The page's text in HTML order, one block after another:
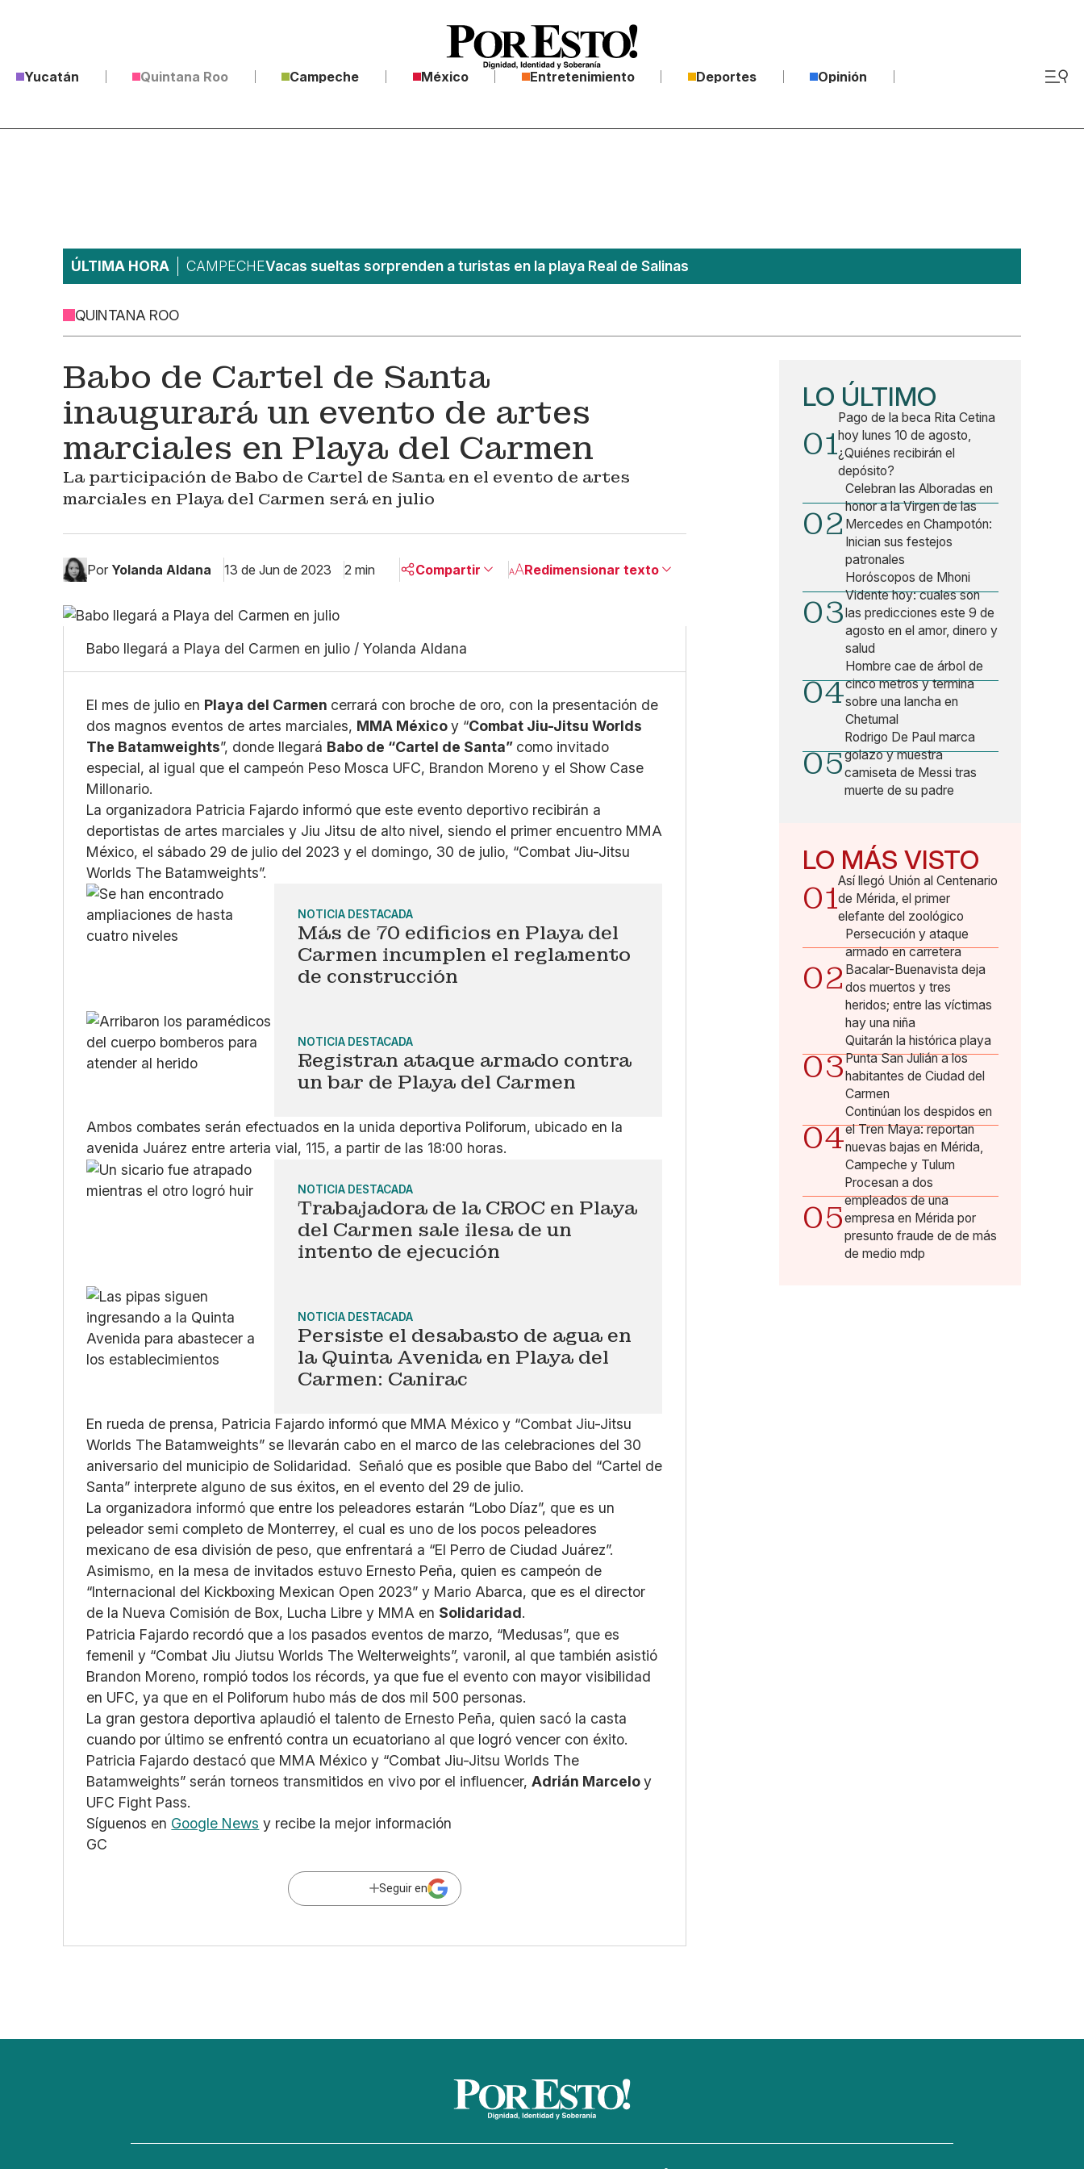
Yucatán Quintana Roo Campeche México Entretenimiento Deportes Opinión
ÚLTIMA HORA CAMPECHEVacas sueltas sorprenden a turistas en la playa Real de Salinas
QUINTANA ROO
Babo de Cartel de Santa
inaugurará un evento de artes
marciales en Playa del Carmen
La participación de Babo de Cartel de Santa en el evento de artes
marciales en Playa del Carmen será en julio
Por Yolanda Aldana 13 de Jun de 2023 2 min Compartir
X
Whatsapp
Redimensionar texto
Babo llegará a Playa del Carmen en julio / Yolanda Aldana
El mes de julio en Playa del Carmen cerrará con broche de oro, con la presentación de
dos magnos eventos de artes marciales, MMA Méxicoy “Combat Jiu-Jitsu Worlds
The Batamweights”, donde llegará Babo de “Cartel de Santa” como invitado
especial, al igual que el campeón Peso Mosca UFC, Brandon Moreno y el Show Case
Millonario.
La organizadora Patricia Fajardo informó que este evento deportivo recibirán a
deportistas de artes marciales y Jiu Jitsu de alto nivel, siendo el primer encuentro MMA
México, el sábado 29 de julio del 2023 y el domingo, 30 de julio, “Combat Jiu-Jitsu
Worlds The Batamweights”.
NOTICIA DESTACADA
Más de 70 edificios en Playa del
Carmen incumplen el reglamento
de construcción
NOTICIA DESTACADA
Registran ataque armado contra
un bar de Playa del Carmen
Ambos combates serán efectuados en la unida deportiva Poliforum, ubicado en la
avenida Juárez entre arteria vial, 115, a partir de las 18:00 horas.
NOTICIA DESTACADA
Trabajadora de la CROC en Playa
del Carmen sale ilesa de un
intento de ejecución
NOTICIA DESTACADA
Persiste el desabasto de agua en
la Quinta Avenida en Playa del
Carmen: Canirac
En rueda de prensa, Patricia Fajardo informó que MMA México y “Combat Jiu-Jitsu
Worlds The Batamweights” se llevarán cabo en el marco de las celebraciones del 30
aniversario del municipio de Solidaridad. Señaló que es posible que Babo del “Cartel de
Santa” interprete alguno de sus éxitos, en el evento del 29 de julio.
La organizadora informó que entre los peleadores estarán “Lobo Díaz”, que es un
peleador semi completo de Monterrey, el cual es uno de los pocos peleadores
mexicano de esa división de peso, que enfrentará a “El Perro de Ciudad Juárez”.
Asimismo, en la mesa de invitados estuvo Ernesto Peña, quien es campeón de
“Internacional del Kickboxing Mexican Open 2023” y Mario Abarca, que es el director
de la Nueva Comisión de Box, Lucha Libre y MMA en Solidaridad.
Patricia Fajardo recordó que a los pasados eventos de marzo, “Medusas”, que es
femenil y “Combat Jiu Jiutsu Worlds The Welterweights”, varonil, al que también asistió
Brandon Moreno, rompió todos los récords, ya que fue el evento con mayor visibilidad
en UFC, ya que en el Poliforum hubo más de dos mil 500 personas.
La gran gestora deportiva aplaudió el talento de Ernesto Peña, quien sacó la casta
cuando por último se enfrentó contra un ecuatoriano al que logró vencer con éxito.
Patricia Fajardo destacó que MMA México y “Combat Jiu-Jitsu Worlds The
Batamweights” serán torneos transmitidos en vivo por el influencer,Adrián Marceloy
UFC Fight Pass.
Síguenos en Google News y recibe la mejor información
GC
Seguir en
LO ÚLTIMO
01
Pago de la beca Rita Cetina
hoy lunes 10 de agosto,
¿Quiénes recibirán el
depósito?
02
Celebran las Alboradas en
honor a la Virgen de las
Mercedes en Champotón:
Inician sus festejos
patronales
03
Horóscopos de Mhoni
Vidente hoy: cuales son
las predicciones este 9 de
agosto en el amor, dinero y
salud
04
Hombre cae de árbol de
cinco metros y termina
sobre una lancha en
Chetumal
05
Rodrigo De Paul marca
golazo y muestra
camiseta de Messi tras
muerte de su padre
LO MÁS VISTO
01Así llegó Unión al Centenario
de Mérida, el primer
elefante del zoológico
02
Persecución y ataque
armado en carretera
Bacalar-Buenavista deja
dos muertos y tres
heridos; entre las víctimas
hay una niña
03
Quitarán la histórica playa
Punta San Julián a los
habitantes de Ciudad del
Carmen
04
Continúan los despidos en
el Tren Maya: reportan
nuevas bajas en Mérida,
Campeche y Tulum
05
Procesan a dos
empleados de una
empresa en Mérida por
presunto fraude de de más
de medio mdp